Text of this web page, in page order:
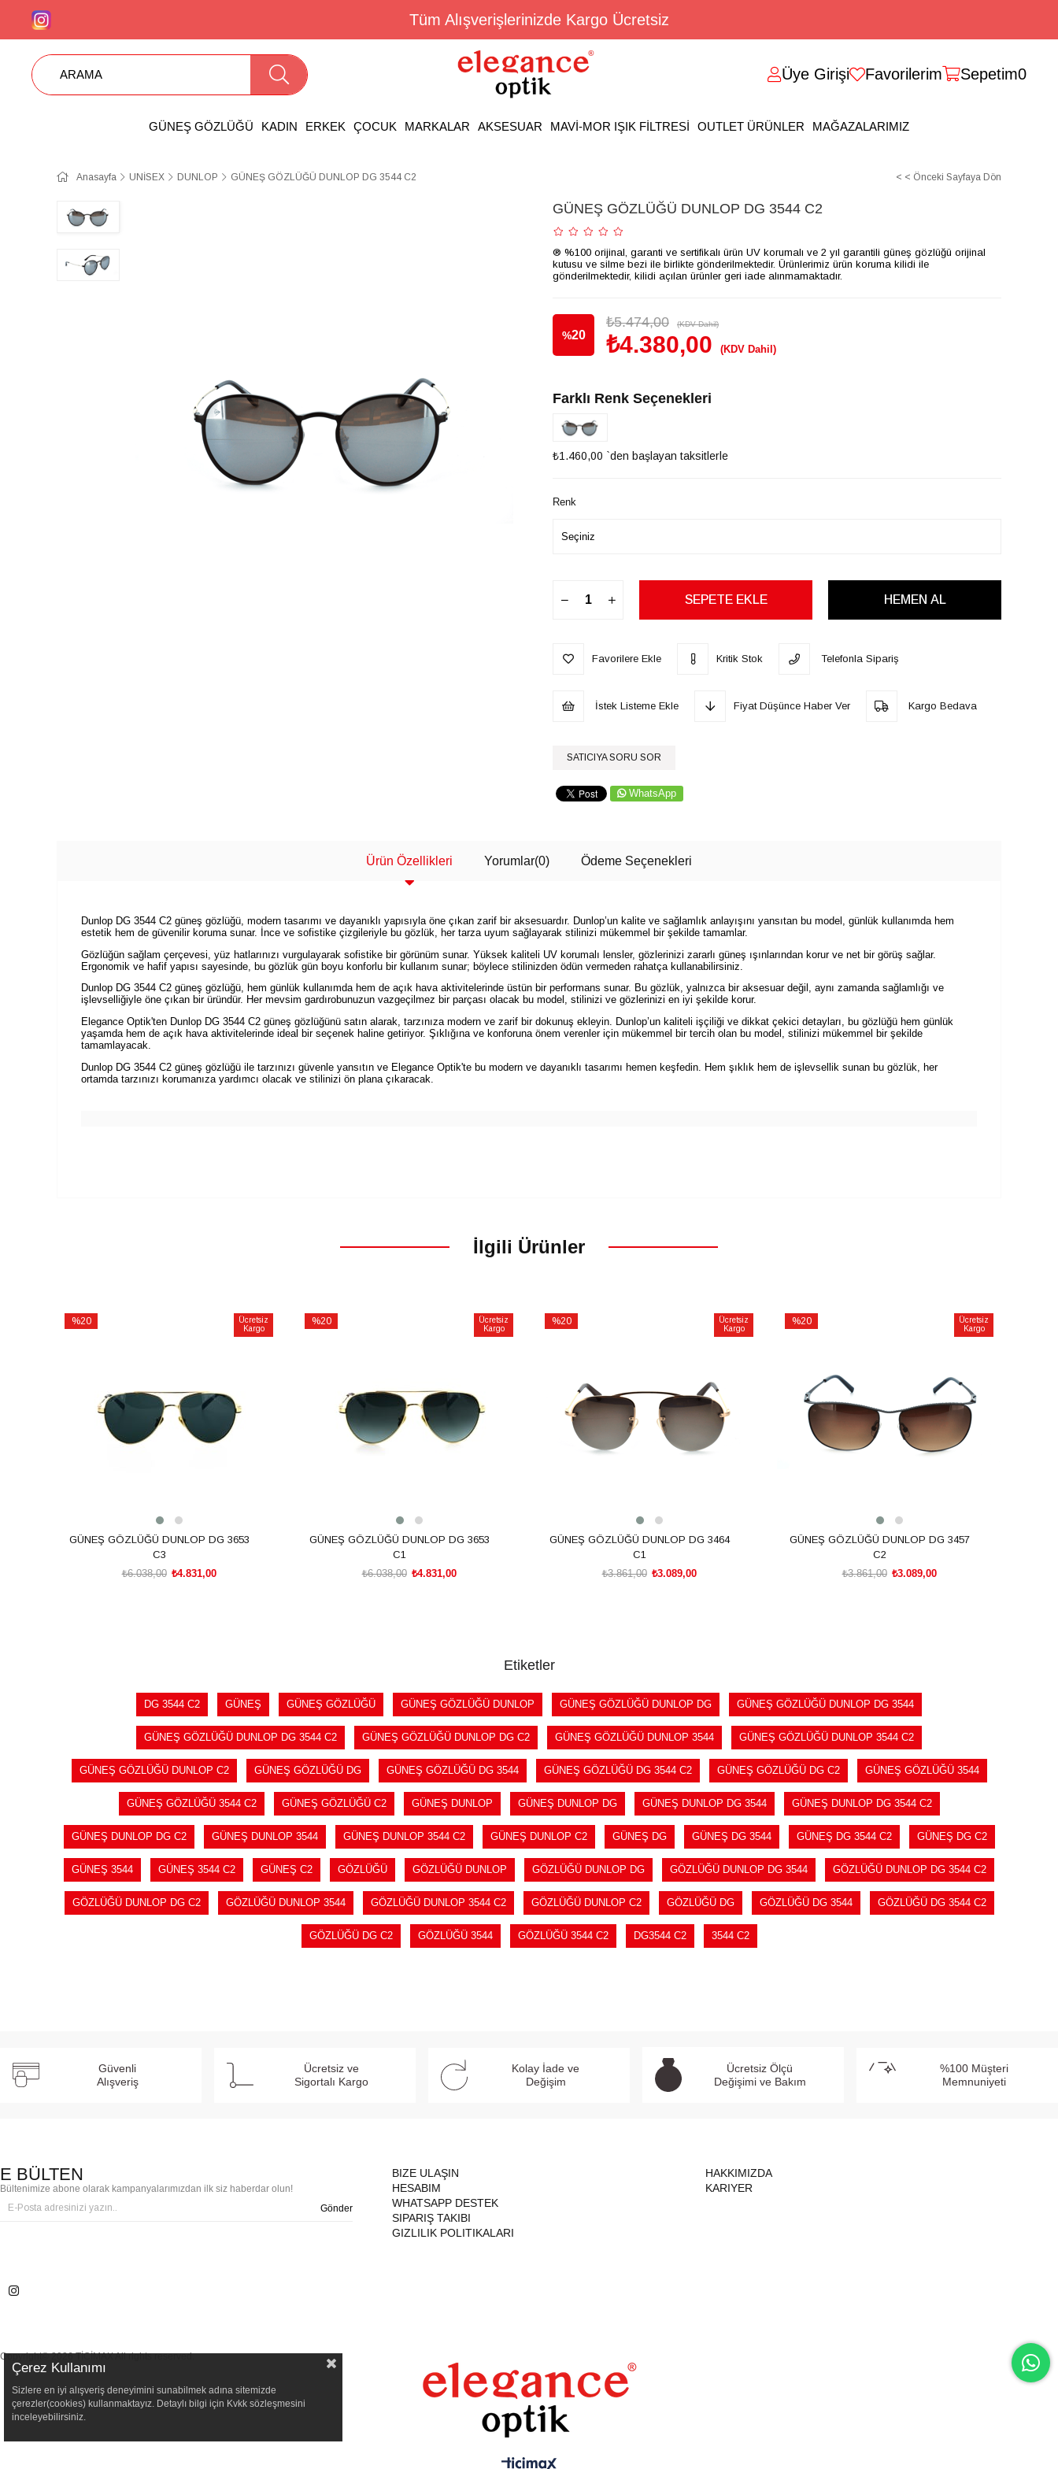
Tüm Alışverişlerinizde Kargo Ücretsiz
Üye Girişi Favorilerim Sepetim0
GÜNEŞ GÖZLÜĞÜ KADIN ERKEK ÇOCUK MARKALAR AKSESUAR MAVİ-MOR IŞIK FİLTRESİ OUTLET ÜRÜNLER MAĞAZALARIMIZ
Anasayfa UNİSEX DUNLOP GÜNEŞ GÖZLÜĞÜ DUNLOP DG 3544 C2 < < Önceki Sayfaya Dön
GÜNEŞ GÖZLÜĞÜ DUNLOP DG 3544 C2
® %100 orijinal, garanti ve sertifikalı ürün UV korumalı ve 2 yıl garantili güneş gözlüğü orijinal
kutusu ve silme bezi ile birlikte gönderilmektedir. Ürünlerimiz ürün koruma kilidi ile
gönderilmektedir, kilidi açılan ürünler geri iade alınmamaktadır.
%20
₺5.474,00 (KDV Dahil)
₺4.380,00 (KDV Dahil)
Farklı Renk Seçenekleri
₺1.460,00 `den başlayan taksitlerle
Renk
Favorilere Ekle Kritik Stok Telefonla Sipariş
İstek Listeme Ekle Fiyat Düşünce Haber Ver Kargo Bedava
SATICIYA SORU SOR
WhatsApp
Ürün Özellikleri Yorumlar(0) Ödeme Seçenekleri
Dunlop DG 3544 C2 güneş gözlüğü, modern tasarımı ve dayanıklı yapısıyla öne çıkan zarif bir aksesuardır. Dunlop’un kalite ve sağlamlık anlayışını yansıtan bu model, günlük kullanımda hem
estetik hem de güvenilir koruma sunar. İnce ve sofistike çizgileriyle bu gözlük, her tarza uyum sağlayarak stilinizi mükemmel bir şekilde tamamlar.
Gözlüğün sağlam çerçevesi, yüz hatlarınızı vurgulayarak sofistike bir görünüm sunar. Yüksek kaliteli UV korumalı lensler, gözlerinizi zararlı güneş ışınlarından korur ve net bir görüş sağlar.
Ergonomik ve hafif yapısı sayesinde, bu gözlük gün boyu konforlu bir kullanım sunar; böylece stilinizden ödün vermeden rahatça kullanabilirsiniz.
Dunlop DG 3544 C2 güneş gözlüğü, hem günlük kullanımda hem de açık hava aktivitelerinde üstün bir performans sunar. Bu gözlük, yalnızca bir aksesuar değil, aynı zamanda sağlamlığı ve
işlevselliğiyle öne çıkan bir üründür. Her mevsim gardırobunuzun vazgeçilmez bir parçası olacak bu model, stilinizi ve gözlerinizi en iyi şekilde korur.
Elegance Optik'ten Dunlop DG 3544 C2 güneş gözlüğünü satın alarak, tarzınıza modern ve zarif bir dokunuş ekleyin. Dunlop’un kaliteli işçiliği ve dikkat çekici detayları, bu gözlüğü hem günlük
yaşamda hem de açık hava aktivitelerinde ideal bir seçenek haline getiriyor. Şıklığına ve konforuna önem verenler için mükemmel bir tercih olan bu model, stilinizi mükemmel bir şekilde
tamamlayacak.
Dunlop DG 3544 C2 güneş gözlüğü ile tarzınızı güvenle yansıtın ve Elegance Optik'te bu modern ve dayanıklı tasarımı hemen keşfedin. Hem şıklık hem de işlevsellik sunan bu gözlük, her
ortamda tarzınızı korumanıza yardımcı olacak ve stilinizi ön plana çıkaracak.
İlgili Ürünler
%20
Ücretsiz
Kargo
GÜNEŞ GÖZLÜĞÜ DUNLOP DG 3653
C3
₺4.831,00
₺6.038,00
%20
Ücretsiz
Kargo
GÜNEŞ GÖZLÜĞÜ DUNLOP DG 3653
C1
₺4.831,00
₺6.038,00
%20
Ücretsiz
Kargo
GÜNEŞ GÖZLÜĞÜ DUNLOP DG 3464
C1
₺3.089,00
₺3.861,00
%20
Ücretsiz
Kargo
GÜNEŞ GÖZLÜĞÜ DUNLOP DG 3457
C2
₺3.089,00
₺3.861,00
Etiketler
DG 3544 C2 GÜNEŞ GÜNEŞ GÖZLÜĞÜ GÜNEŞ GÖZLÜĞÜ DUNLOP GÜNEŞ GÖZLÜĞÜ DUNLOP DG GÜNEŞ GÖZLÜĞÜ DUNLOP DG 3544
GÜNEŞ GÖZLÜĞÜ DUNLOP DG 3544 C2 GÜNEŞ GÖZLÜĞÜ DUNLOP DG C2 GÜNEŞ GÖZLÜĞÜ DUNLOP 3544 GÜNEŞ GÖZLÜĞÜ DUNLOP 3544 C2
GÜNEŞ GÖZLÜĞÜ DUNLOP C2 GÜNEŞ GÖZLÜĞÜ DG GÜNEŞ GÖZLÜĞÜ DG 3544 GÜNEŞ GÖZLÜĞÜ DG 3544 C2 GÜNEŞ GÖZLÜĞÜ DG C2 GÜNEŞ GÖZLÜĞÜ 3544
GÜNEŞ GÖZLÜĞÜ 3544 C2 GÜNEŞ GÖZLÜĞÜ C2 GÜNEŞ DUNLOP GÜNEŞ DUNLOP DG GÜNEŞ DUNLOP DG 3544 GÜNEŞ DUNLOP DG 3544 C2
GÜNEŞ DUNLOP DG C2 GÜNEŞ DUNLOP 3544 GÜNEŞ DUNLOP 3544 C2 GÜNEŞ DUNLOP C2 GÜNEŞ DG GÜNEŞ DG 3544 GÜNEŞ DG 3544 C2 GÜNEŞ DG C2
GÜNEŞ 3544 GÜNEŞ 3544 C2 GÜNEŞ C2 GÖZLÜĞÜ GÖZLÜĞÜ DUNLOP GÖZLÜĞÜ DUNLOP DG GÖZLÜĞÜ DUNLOP DG 3544 GÖZLÜĞÜ DUNLOP DG 3544 C2
GÖZLÜĞÜ DUNLOP DG C2 GÖZLÜĞÜ DUNLOP 3544 GÖZLÜĞÜ DUNLOP 3544 C2 GÖZLÜĞÜ DUNLOP C2 GÖZLÜĞÜ DG GÖZLÜĞÜ DG 3544 GÖZLÜĞÜ DG 3544 C2
GÖZLÜĞÜ DG C2 GÖZLÜĞÜ 3544 GÖZLÜĞÜ 3544 C2 DG3544 C2 3544 C2
Güvenli
Alışveriş
Ücretsiz ve
Sigortalı Kargo
Kolay İade ve
Değişim
Ücretsiz Ölçü
Değişimi ve Bakım
%100 Müşteri
Memnuniyeti
E BÜLTEN
Bültenimize abone olarak kampanyalarımızdan ilk siz haberdar olun!
Gönder
BIZE ULAŞIN
HESABIM
WHATSAPP DESTEK
SIPARIŞ TAKIBI
GIZLILIK POLITIKALARI
HAKKIMIZDA
KARIYER
Copyright© 2026 TİCİMAX All rights reserved.
Çerez Kullanımı
Sizlere en iyi alışveriş deneyimini sunabilmek adına sitemizde
çerezler(cookies) kullanmaktayız. Detaylı bilgi için Kvkk sözleşmesini
inceleyebilirsiniz.